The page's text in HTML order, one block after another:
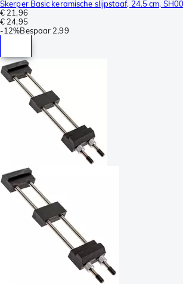
Skerper Basic keramische slijpstaaf, 24.5 cm,
€ 21,96
€ 24,95
-12%Bespaar 2,99